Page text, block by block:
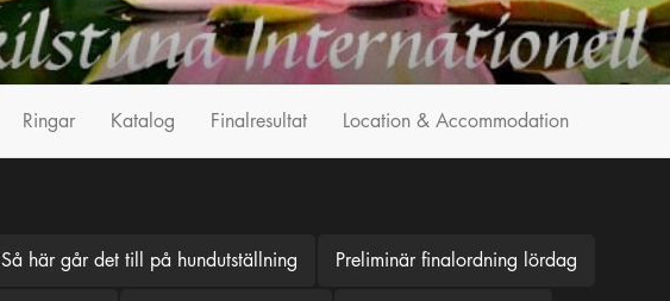
Ringar Katalog Finalresultat Location & Accommodation
Så här går det till på hundutställning Preliminär finalordning lördag